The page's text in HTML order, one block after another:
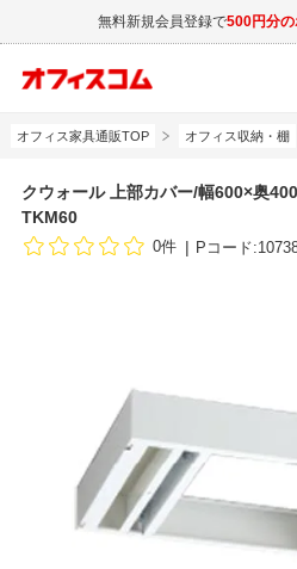
無料新規会員登録で500円分の
オフィス家具通販TOP オフィス収納・棚
クウォール 上部カバー/幅600×奥
TKM60
0件 Pコード